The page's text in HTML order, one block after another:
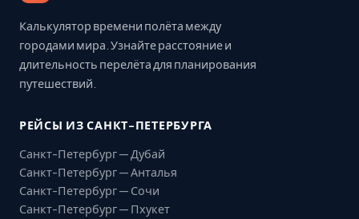
Калькулятор времени полёта между
городами мира. Узнайте расстояние и
длительность перелёта для планирования
путешествий.
РЕЙСЫ ИЗ САНКТ-ПЕТЕРБУРГА
Санкт-Петербург — Дубай
Санкт-Петербург — Анталья
Санкт-Петербург — Сочи
Санкт-Петербург — Пхукет